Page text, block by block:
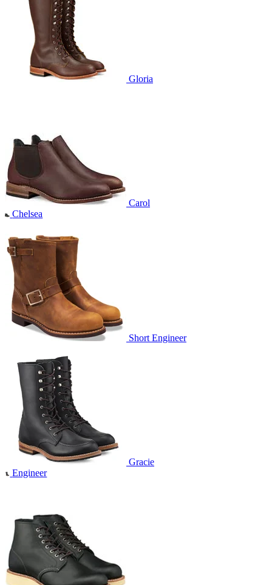
Gloria
Carol
Chelsea
Short Engineer
Gracie
Engineer